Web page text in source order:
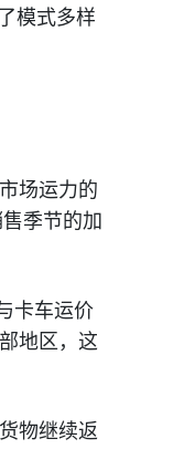
模式多样
场运力的
季节的加
卡车运价
地区，这
物继续返